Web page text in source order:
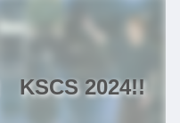
KSCS 2024!!